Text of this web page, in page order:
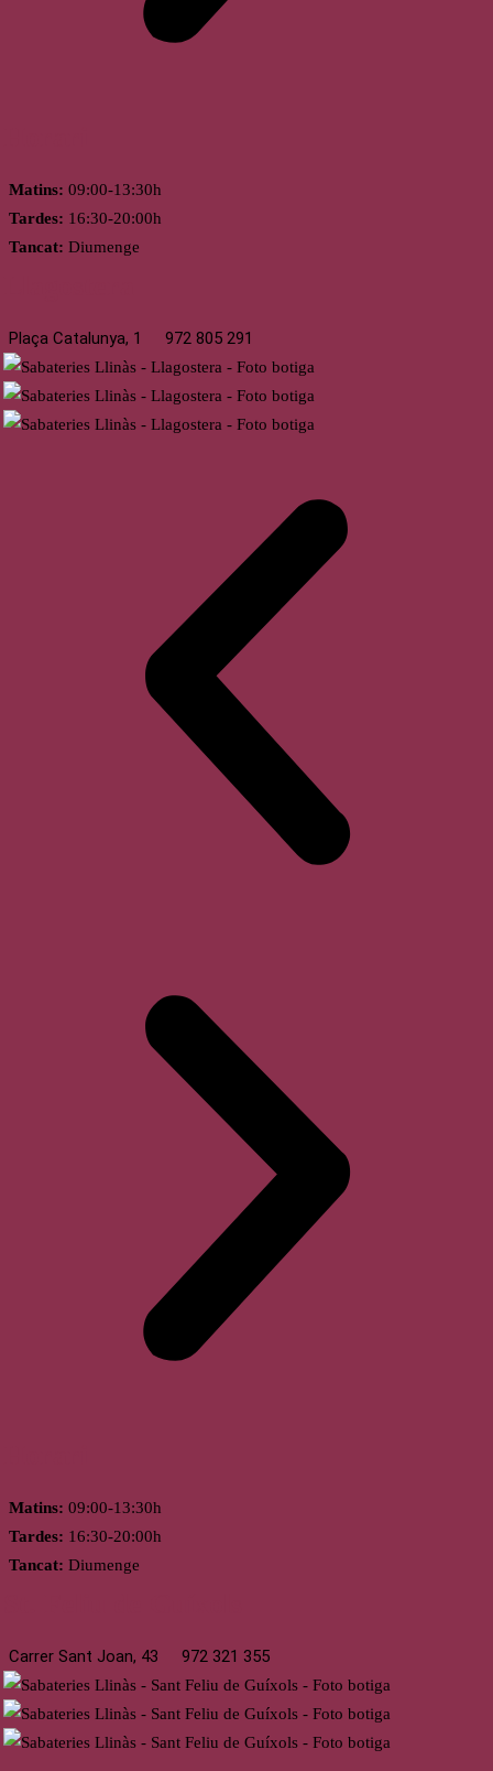
Matins: 09:00-13:30h
Tardes: 16:30-20:00h
Tancat: Diumenge
Plaça Catalunya, 1 972 805 291
Matins: 09:00-13:30h
Tardes: 16:30-20:00h
Tancat: Diumenge
Carrer Sant Joan, 43 972 321 355